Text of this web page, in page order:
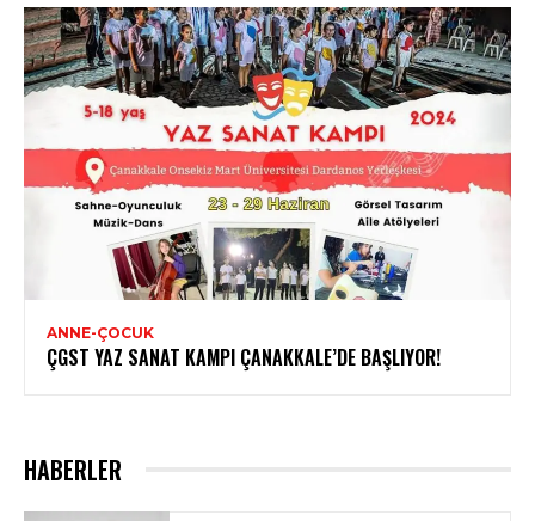
ANNE-ÇOCUK
ÇGST YAZ SANAT KAMPI ÇANAKKALE’DE BAŞLIYOR!
HABERLER